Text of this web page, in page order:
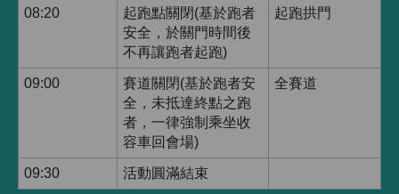
08:20
起跑點關閉(基於跑者
安全，於關門時間後
不再讓跑者起跑)
起跑拱門
09:00
賽道關閉(基於跑者安
全，未抵達終點之跑
者，一律強制乘坐收
容車回會場)
全賽道
09:30 活動圓滿結束